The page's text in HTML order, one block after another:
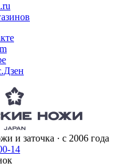
и заточка · с 2006 года
14